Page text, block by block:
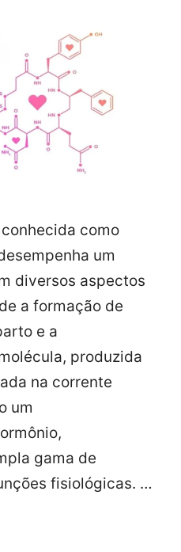
como
um
diversos aspectos
a formação de
e a
produzida
na corrente
um
gama de
fisiológicas. …